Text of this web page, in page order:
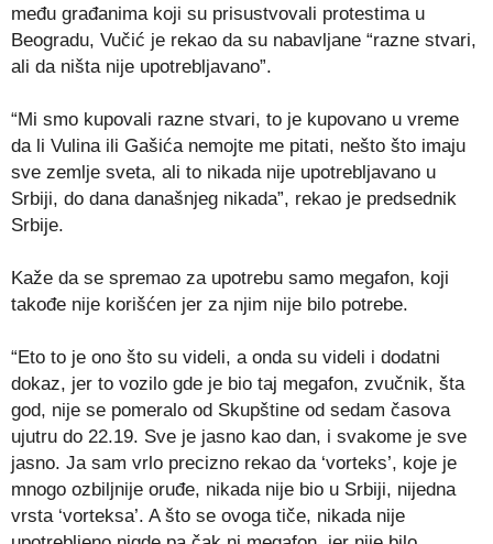
među građanima koji su prisustvovali protestima u
Beogradu, Vučić je rekao da su nabavljane “razne stvari,
ali da ništa nije upotrebljavano”.
“Mi smo kupovali razne stvari, to je kupovano u vreme
da li Vulina ili Gašića nemojte me pitati, nešto što imaju
sve zemlje sveta, ali to nikada nije upotrebljavano u
Srbiji, do dana današnjeg nikada”, rekao je predsednik
Srbije.
Kaže da se spremao za upotrebu samo megafon, koji
takođe nije korišćen jer za njim nije bilo potrebe.
“Eto to je ono što su videli, a onda su videli i dodatni
dokaz, jer to vozilo gde je bio taj megafon, zvučnik, šta
god, nije se pomeralo od Skupštine od sedam časova
ujutru do 22.19. Sve je jasno kao dan, i svakome je sve
jasno. Ja sam vrlo precizno rekao da ‘vorteks’, koje je
mnogo ozbiljnije oruđe, nikada nije bio u Srbiji, nijedna
vrsta ‘vorteksa’. A što se ovoga tiče, nikada nije